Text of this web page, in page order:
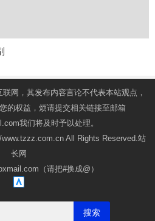
联网，其发布内容言论不代表本站观点，
的权益，烦请提交相关链接至邮箱
我们将及时予以处理。
All Rights Reserved.站
长网
（请把#换成@）
搜索